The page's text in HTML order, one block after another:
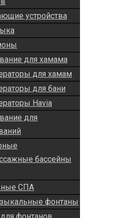
устройства
для хамама
для хамам
для бани
Havia
для
бассейны
СПА
фонтаны